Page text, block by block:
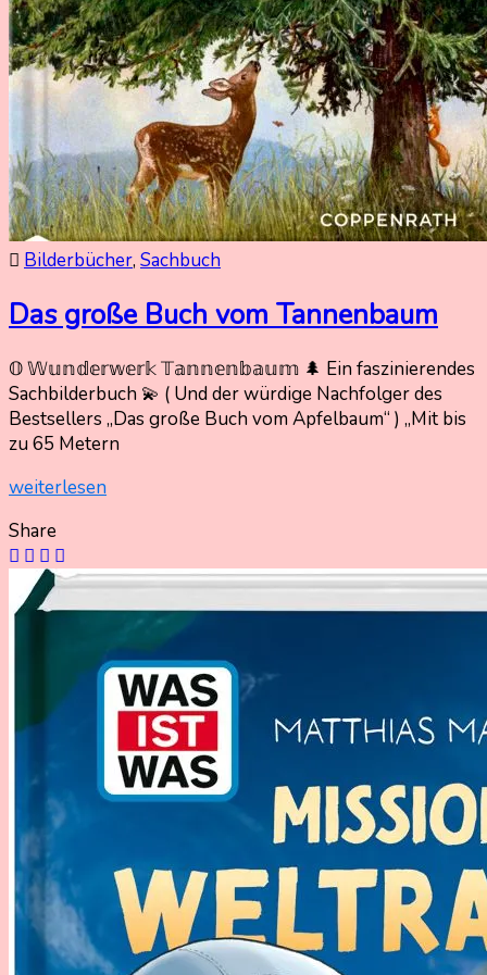
Bilderbücher, Sachbuch
Das große Buch vom Tannenbaum
8.
Juli
20258.
2025
Nadine
Kammer
𝕆 𝕎𝕦𝕟𝕕𝕖𝕣𝕨𝕖𝕣𝕜 𝕋𝕒𝕟𝕟𝕖𝕟𝕓𝕒𝕦𝕞 🌲 Ein faszinierendes
Sachbilderbuch 💫 ( Und der würdige Nachfolger des
Bestsellers „Das große Buch vom Apfelbaum“ ) „Mit bis
zu 65 Metern
weiterlesen
Share